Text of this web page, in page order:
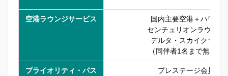
空港ラウンジサービス
国内主要空港＋ハワイ
センチュリオンラウンジ
デルタ・スカイクラブ
（同伴者1名まで無料）
プライオリティ・パス
プレステージ会員